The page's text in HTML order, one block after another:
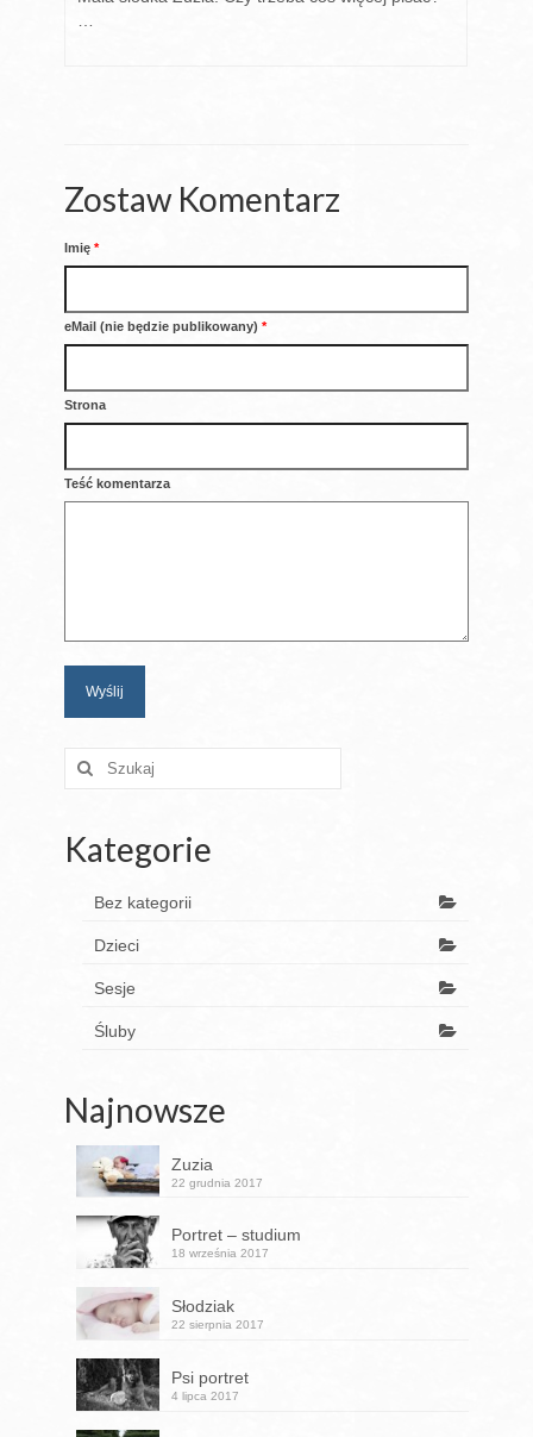
Zostaw Komentarz
Imię *
eMail (nie będzie publikowany) *
Strona
Teść komentarza
Kategorie
Bez kategorii
Dzieci
Sesje
Śluby
Najnowsze
Zuzia
22 grudnia 2017
Portret – studium
18 września 2017
Słodziak
22 sierpnia 2017
Psi portret
4 lipca 2017